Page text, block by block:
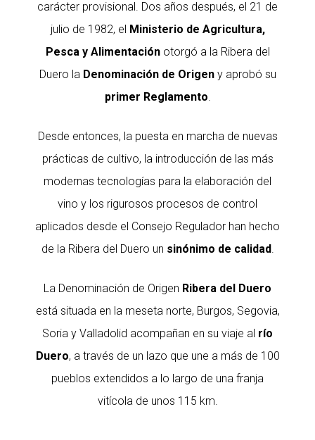
carácter provisional. Dos años después, el 21 de
julio de 1982, el Ministerio de Agricultura,
Pesca y Alimentaciónotorgó a la Ribera del
Duero la Denominación de Origeny aprobó su
primer Reglamento
Desde entonces, la puesta en marcha de nuevas
prácticas de cultivo, la introducción de las más
modernas tecnologías para la elaboración del
vino y los rigurosos procesos de control
aplicados desde el Consejo Regulador han hecho
de la Ribera del Duero un sinónimo de calidad.
La Denominación de Origen Ribera del Duero
está situada en la meseta norte, Burgos, Segovia,
Soria y Valladolid acompañan en su viaje al río
Duero, a través de un lazo que une a más de 100
pueblos extendidos a lo largo de una franja
vitícola de unos 115 km.